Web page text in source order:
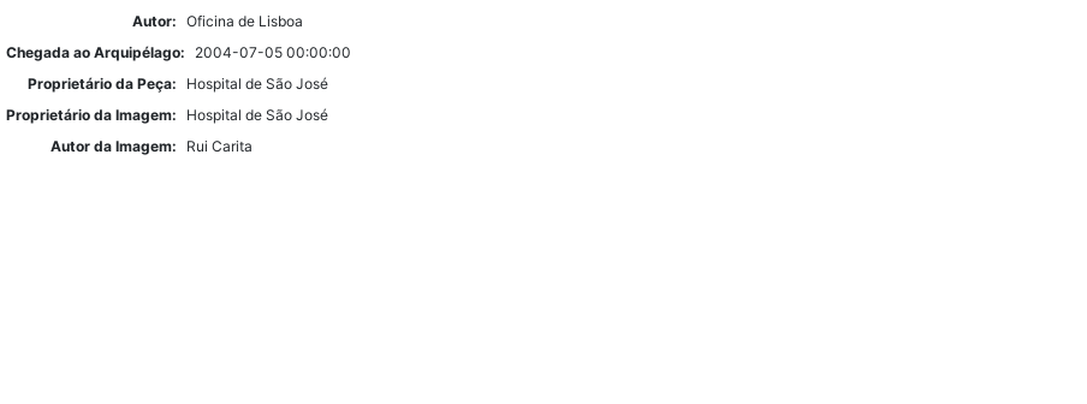
Autor: Oficina de Lisboa
Chegada ao Arquipélago:
2004-07-05 00:00:00
Proprietário da Peça:
Hospital de São José
Proprietário da Imagem:
Hospital de São José
Autor da Imagem:
Rui Carita